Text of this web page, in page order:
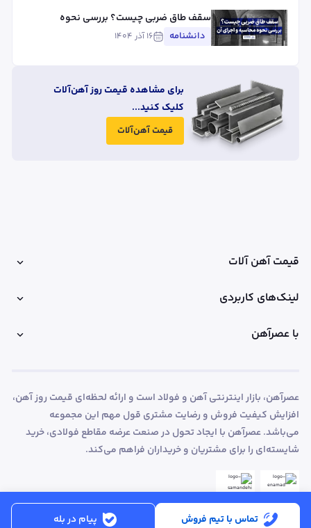
سقف طاق ضربی چیست؟ بررسی نحوه
محاسبه و اجرای آن
دانشنامه ۱۶ آذر ۱۴۰۴
برای مشاهده قیمت روز آهن‌آلات
کلیک کنید...
قیمت آهن‌آلات
تماس با تیم فروش پیام در بله
قیمت آهن آلات
لینک‌های کاربردی
با عصرآهن
عصرآهن، بازار اینترنتی آهن و فولاد است و ارائه لحظه‌ای قیمت روز آهن،
افزایش کیفیت فروش و رضایت مشتری قول مهم این مجموعه
می‌باشد. عصرآهن با ایجاد تحول در صنعت عرضه مقاطع فولادی، خرید
شایسته‌ای را برای مشتریان و خریداران فراهم می‌کند.